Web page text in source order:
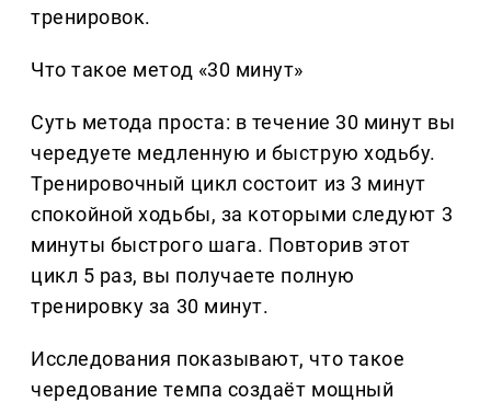
тренировок.
Что такое метод «30 минут»
Суть метода проста: в течение 30 минут вы
чередуете медленную и быструю ходьбу.
Тренировочный цикл состоит из 3 минут
спокойной ходьбы, за которыми следуют 3
минуты быстрого шага. Повторив этот
цикл 5 раз, вы получаете полную
тренировку за 30 минут.
Исследования показывают, что такое
чередование темпа создаёт мощный